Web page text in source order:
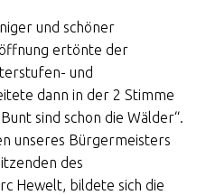
und schöner
ertönte der
und
dann in der 2 Stimme
sind schon die Wälder“.
unseres Bürgermeisters
des
Hewelt, bildete sich die